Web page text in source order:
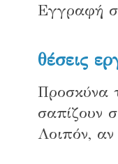
Εγγραφή
θέσεις
Προσκύνα
σαπίζουν
Λοιπόν,